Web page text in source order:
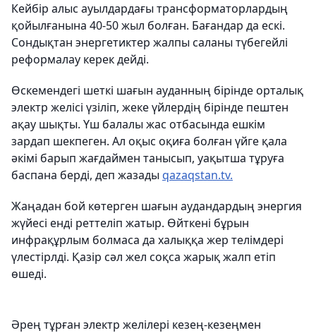
Кейбір алыс ауылдардағы трансформаторлардың
қойылғанына 40-50 жыл болған. Бағандар да ескі.
Сондықтан энергетиктер жалпы саланы түбегейлі
реформалау керек дейді.
Өскемендегі шеткі шағын ауданның бірінде орталық
электр желісі үзіліп, жеке үйлердің бірінде пештен
ақау шықты. Үш балалы жас отбасында ешкім
зардап шекпеген. Ал оқыс оқиға болған үйге қала
әкімі барып жағдаймен танысып, уақытша тұруға
баспана берді, деп жазады qazaqstan.tv.
Жаңадан бой көтерген шағын аудандардың энергия
жүйесі енді реттеліп жатыр. Өйткені бұрын
инфрақұрлым болмаса да халыққа жер телімдері
үлестірлді. Қазір сәл жел соқса жарық жалп етіп
өшеді.
Әрең тұрған электр желілері кезең-кезеңмен